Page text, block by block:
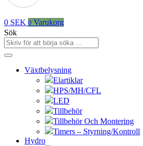
0 SEK 0 Varukorg
Sök
Växtbelysning
Elartiklar
HPS/MH/CFL
LED
Tillbehör
Tillbehör Och Montering
Timers – Styrning/Kontroll
Hydro